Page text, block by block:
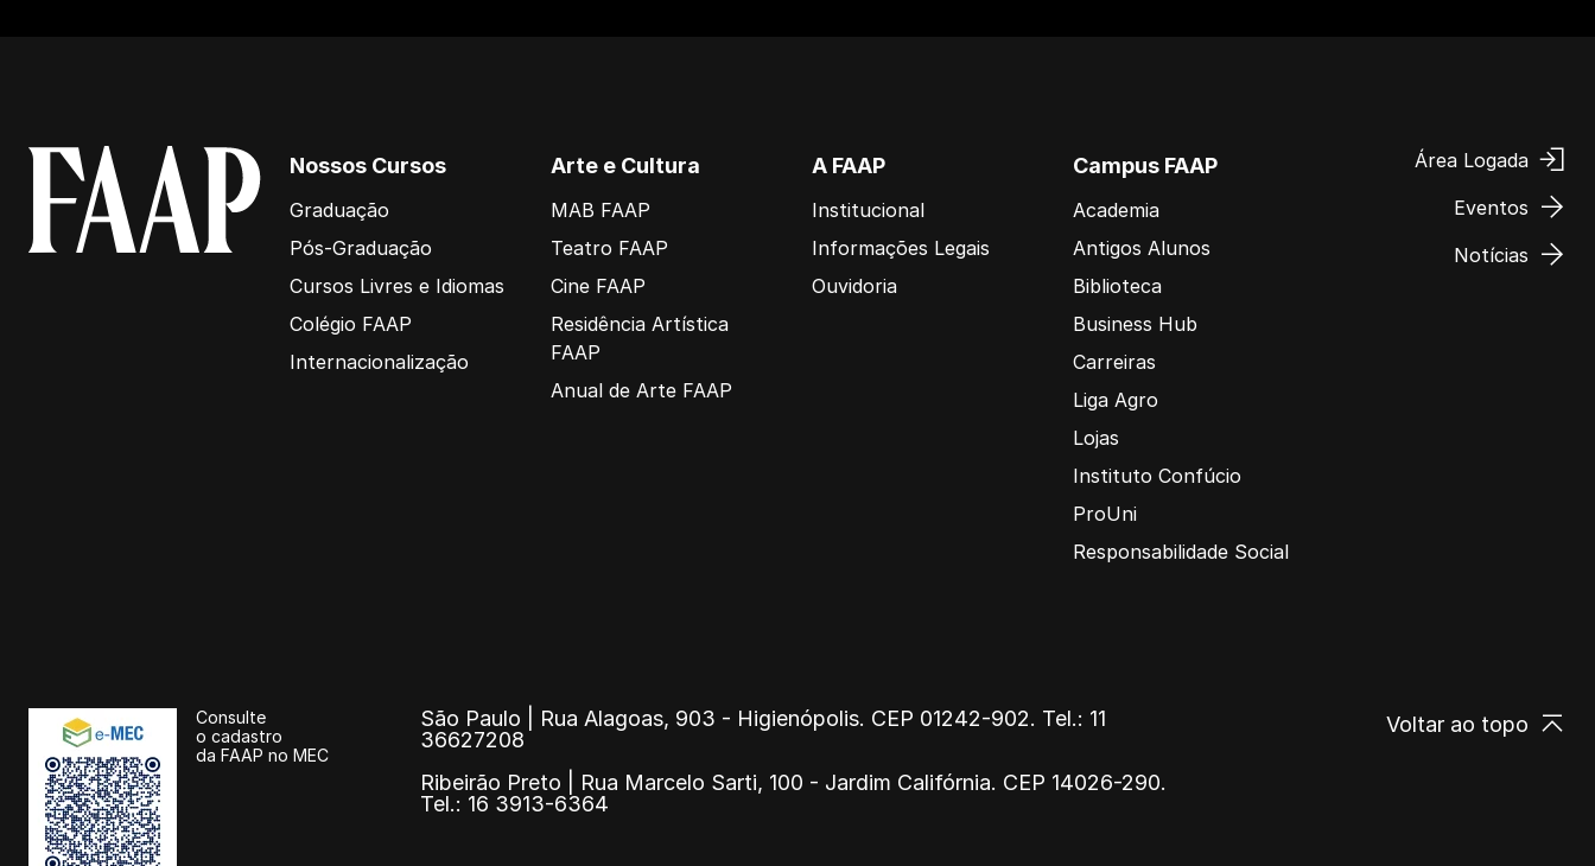
Nossos Cursos
Graduação
Pós-Graduação
Cursos Livres e Idiomas
Colégio FAAP
Internacionalização
Arte e Cultura
MAB FAAP
Teatro FAAP
Cine FAAP
Residência Artística
FAAP
Anual de Arte FAAP
A FAAP
Institucional
Informações Legais
Ouvidoria
Campus FAAP
Academia
Antigos Alunos
Biblioteca
Business Hub
Carreiras
Liga Agro
Lojas
Instituto Confúcio
ProUni
Responsabilidade Social
Área Logada
Eventos
Notícias
Consulte
o cadastro
da FAAP no MEC
São Paulo | Rua Alagoas, 903 - Higienópolis. CEP 01242-902. Tel.: 11
36627208
Ribeirão Preto | Rua Marcelo Sarti, 100 - Jardim Califórnia. CEP 14026-290.
Tel.: 16 3913-6364
Voltar ao topo